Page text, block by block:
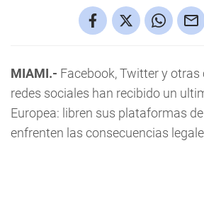
MIAMI.- Facebook, Twitter y
redes sociales han recibido un
Europea: libren sus plataformas
enfrenten las consecuencias